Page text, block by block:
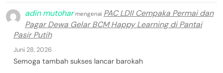
adin mutoharmengenai PAC LDII Cempaka Permai dan
Pagar Dewa Gelar BCM Happy Learning di Pantai
Pasir Putih
Juni 28, 2026
Semoga tambah sukses lancar barokah